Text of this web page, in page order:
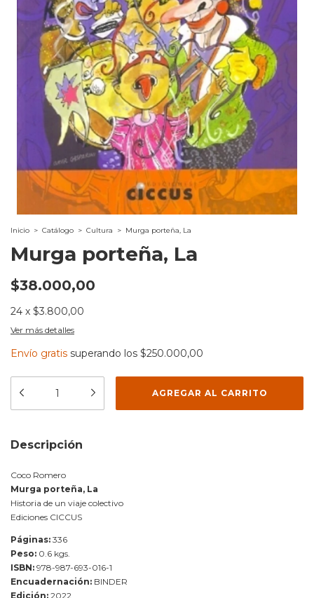
Inicio > Catálogo > Cultura > Murga porteña, La
Murga porteña, La
$38.000,00
24 x $3.800,00
Ver más detalles
Envío gratis superando los $250.000,00
Descripción
Coco Romero
Murga porteña, La
Historia de un viaje colectivo
Ediciones CICCUS
Páginas: 336
Peso: 0.6 kgs.
ISBN: 978-987-693-016-1
Encuadernación: BINDER
Edición: 2022